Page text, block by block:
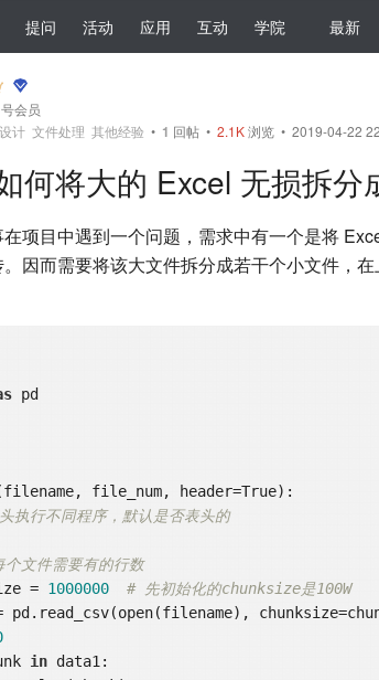
提问 活动 应用 互动 学院 最新
会员
计 文件处理 其他经验 • 1 回帖 • 2.1K浏览 • 2019-04-22
何将大的 Excel 无损拆分
项目中遇到一个问题，需求中有一个是将
因而需要将该大文件拆分成若干个小文件，在
file_num, header=True) :
执行不同程序，默认是否表头的
文件需要有的行数
=
1000000
# 先初始化的chunksize是100W
= pd.read_csv(open(filename),
in data1: